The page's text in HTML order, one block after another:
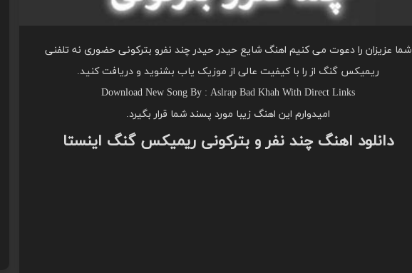
شما عزیزان را دعوت می کنیم اهنگ شایع حیدر حیدر چند نفرو بترکونی حضوری نه تلفنی
ریمیکس گنگ از را با کیفیت عالی از موزیک یاب بشنوید و دریافت کنید.
Download New Song By : Aslrap Bad Khah With Direct Links
امیدوارم این اهنگ زیبا مورد پسند شما قرار بگیرد.
دانلود اهنگ چند نفر و بترکونی ریمیکس گنگ اینستا